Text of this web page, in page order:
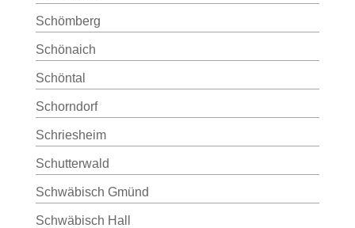
Schömberg
Schönaich
Schöntal
Schorndorf
Schriesheim
Schutterwald
Schwäbisch Gmünd
Schwäbisch Hall